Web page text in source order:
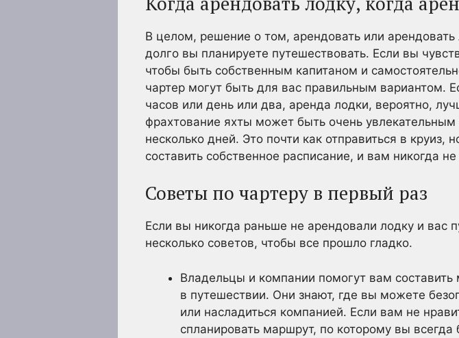
В целом, решение о том, арендовать или арендовать
долго вы планируете путешествовать. Если вы
чтобы быть собственным капитаном и
чартер могут быть для вас правильным вариантом.
часов или день или два, аренда лодки, вероятно,
фрахтование яхты может быть очень
несколько дней. Это почти как отправиться в
составить собственное расписание, и вам никогда
Советы по чартеру в первый раз
Если вы никогда раньше не арендовали лодку и вас
несколько советов, чтобы все прошло гладко.
Владельцы и компании помогут вам
в путешествии. Они знают, где вы можете
или насладиться компанией. Если вам не
спланировать маршрут, по которому вы